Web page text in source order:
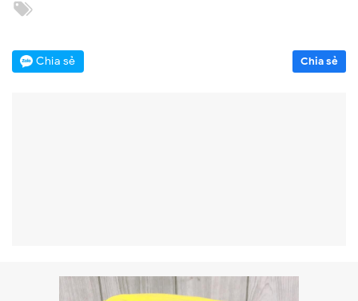
Chia sẻ Chia sẻ